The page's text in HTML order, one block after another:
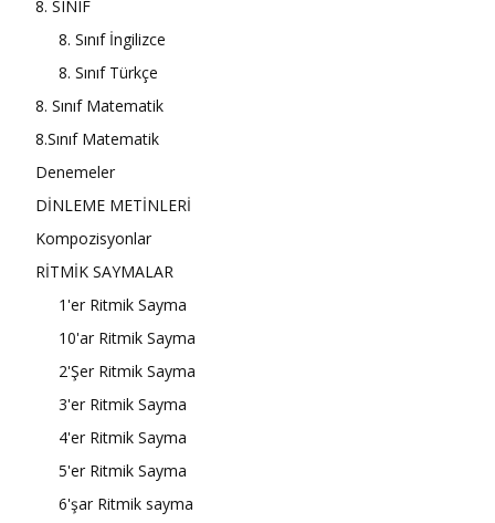
8. SINIF
8. Sınıf İngilizce
8. Sınıf Türkçe
8. Sınıf Matematik
8.Sınıf Matematik
Denemeler
DİNLEME METİNLERİ
Kompozisyonlar
RİTMİK SAYMALAR
1'er Ritmik Sayma
10'ar Ritmik Sayma
2'Şer Ritmik Sayma
3'er Ritmik Sayma
4'er Ritmik Sayma
5'er Ritmik Sayma
6'şar Ritmik sayma